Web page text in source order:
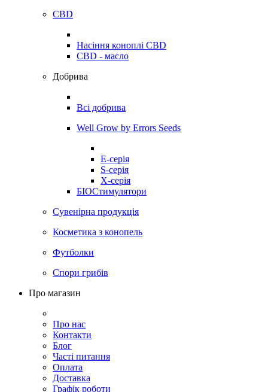
CBD
Насіння коноплі CBD
CBD - масло
Добрива
Всі добрива
Well Grow by Errors Seeds
E-серія
S-серія
X-серія
БІОСтимулятори
Сувенірна продукція
Косметика з конопель
Футболки
Спори грибів
Про магазин
Про нас
Контакти
Блог
Часті питання
Оплата
Доставка
Графік роботи